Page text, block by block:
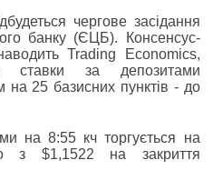
чергове засідання
банку (ЄЦБ). Консенсус-
Trading Economics,
ставки за депозитами
на 25 базисних пунктів - до
на 8:55 кч торгується на
з $1,1522 на закриття